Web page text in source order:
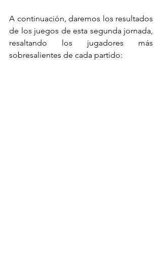
A continuación, daremos los resultados
de los juegos de esta segunda jornada,
resaltando los jugadores más
sobresalientes de cada partido: